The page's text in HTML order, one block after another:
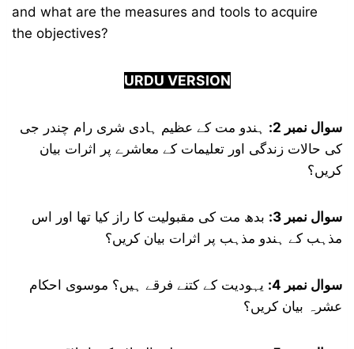
and what are the measures and tools to acquire
the objectives?
URDU VERSION
سوال نمبر 2:
ہندو مت کے عظیم ہادی شری رام چندر جی
کی حالات زندگی اور تعلیمات کے معاشرے پر اثرات بیان
کریں؟
سوال نمبر 3:
بدھ مت کی مقبولیت کا راز کیا تھا اور اس
مذہب کے ہندو مذہب پر اثرات بیان کریں؟
سوال نمبر 4:
یہودیت کے کتنے فرقے ہیں؟ موسوی احکام
عشرہ بیان کریں؟